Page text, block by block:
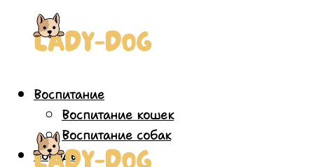
Воспитание
Воспитание кошек
Воспитание собак
Породы